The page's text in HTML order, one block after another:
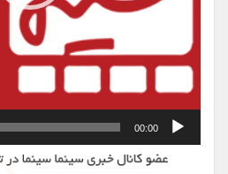
00:00